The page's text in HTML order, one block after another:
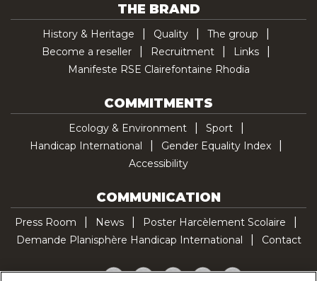
THE BRAND
History & Heritage Quality
The group
Become a reseller
Recruitment
Links
Manifeste RSE Clairefontaine Rhodia
COMMITMENTS
Ecology & Environment
Sport
Handicap International
Gender Equality Index
Accessibility
COMMUNICATION
Press Room News
Poster Harcèlement Scolaire
Demande Planisphère Handicap International
Contact
Facebook
TwitterYouTubePinterestTikTok